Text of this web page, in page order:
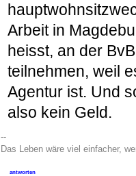
Arbeit in
heisst, an der
teilnehmen, weil
Agentur ist. Und
also kein Geld.
--
Das Leben wäre viel einfacher,
antworten